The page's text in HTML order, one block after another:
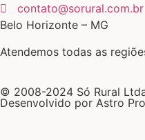
contato@sorural.com.br
Belo Horizonte – MG
Atendemos todas as
© 2008-2024 Só Rural
Desenvolvido por Astro Pro